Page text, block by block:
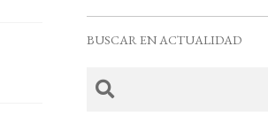
BUSCAR EN ACTUALIDAD